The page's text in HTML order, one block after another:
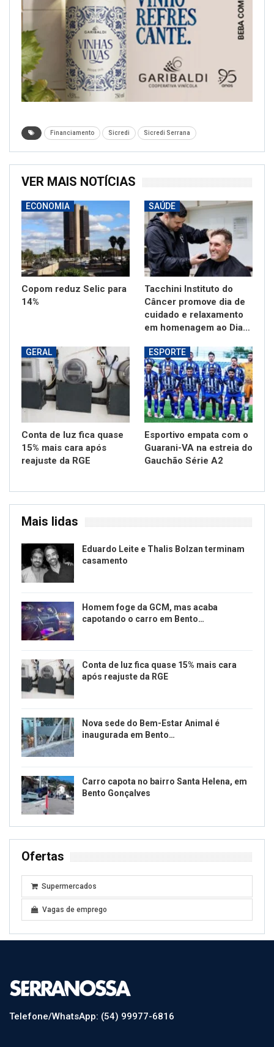
Financiamento Sicredi Sicredi Serrana
VER MAIS NOTÍCIAS
ECONOMIA
Copom reduz Selic para
14%
SAÚDE
Tacchini Instituto do
Câncer promove dia de
cuidado e relaxamento
em homenagem ao Dia…
GERAL
Conta de luz fica quase
15% mais cara após
reajuste da RGE
ESPORTE
Esportivo empata com o
Guarani-VA na estreia do
Gauchão Série A2
Mais lidas
Eduardo Leite e Thalis Bolzan terminam
casamento
Homem foge da GCM, mas acaba
capotando o carro em Bento…
Conta de luz fica quase 15% mais cara
após reajuste da RGE
Nova sede do Bem-Estar Animal é
inaugurada em Bento…
Carro capota no bairro Santa Helena, em
Bento Gonçalves
Ofertas
Supermercados
Vagas de emprego
Telefone/WhatsApp: (54) 99977-6816